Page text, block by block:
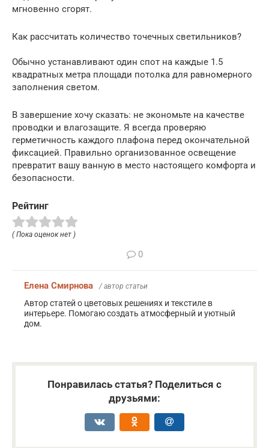
мгновенно сгорят.
Как рассчитать количество точечных светильников?
Обычно устанавливают один спот на каждые 1.5
квадратных метра площади потолка для равномерного
заполнения светом.
В завершение хочу сказать: не экономьте на качестве
проводки и влагозащите. Я всегда проверяю
герметичность каждого плафона перед окончательной
фиксацией. Правильно организованное освещение
превратит вашу ванную в место настоящего комфорта и
безопасности.
Рейтинг
( Пока оценок нет )
0
Елена Смирнова / автор статьи
Автор статей о цветовых решениях и текстиле в
интерьере. Помогаю создать атмосферный и уютный
дом.
Понравилась статья? Поделиться с
друзьями: